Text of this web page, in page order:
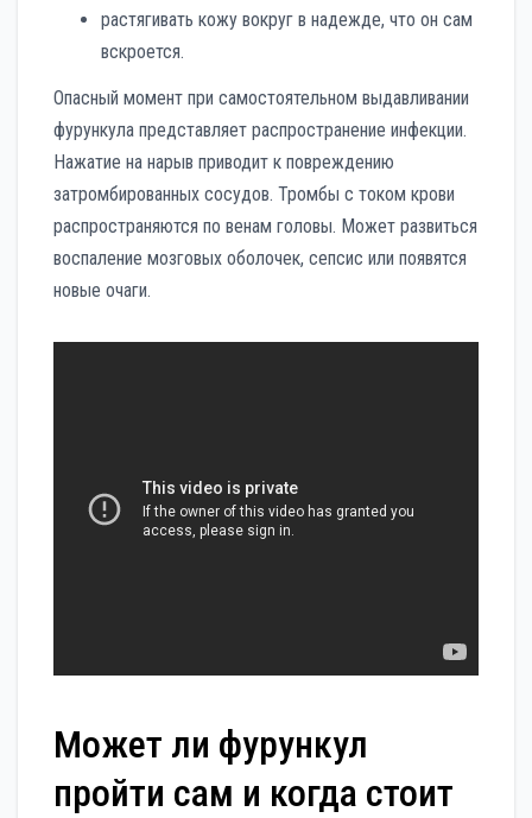
растягивать кожу вокруг в надежде, что он сам
вскроется.
Опасный момент при самостоятельном выдавливании
фурункула представляет распространение инфекции.
Нажатие на нарыв приводит к повреждению
затромбированных сосудов. Тромбы с током крови
распространяются по венам головы. Может развиться
воспаление мозговых оболочек, сепсис или появятся
новые очаги.
Может ли фурункул
пройти сам и когда стоит